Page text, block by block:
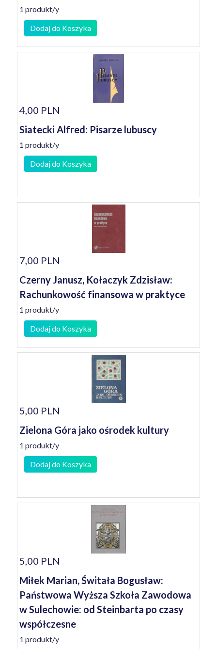
1 produkt/y
Dodaj do Koszyka
4,00 PLN
Siatecki Alfred: Pisarze lubuscy
1 produkt/y
Dodaj do Koszyka
7,00 PLN
Czerny Janusz, Kołaczyk Zdzisław:
Rachunkowość finansowa w praktyce
1 produkt/y
Dodaj do Koszyka
5,00 PLN
Zielona Góra jako ośrodek kultury
1 produkt/y
Dodaj do Koszyka
5,00 PLN
Miłek Marian, Świtała Bogusław:
Państwowa Wyższa Szkoła Zawodowa
w Sulechowie: od Steinbarta po czasy
współczesne
1 produkt/y